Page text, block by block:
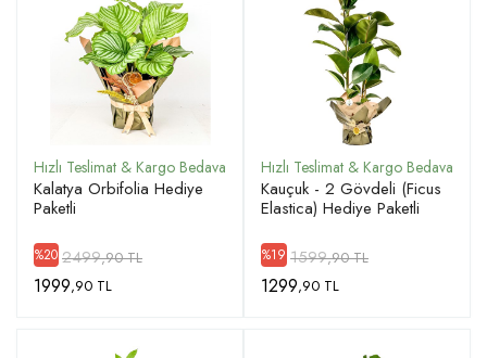
Kalatya Orbifolia Hediye
Paketli
%20 2499,90 TL
1999,90 TL
Kauçuk - 2 Gövdeli (Ficus
Elastica) Hediye Paketli
%19 1599,90 TL
1299,90 TL